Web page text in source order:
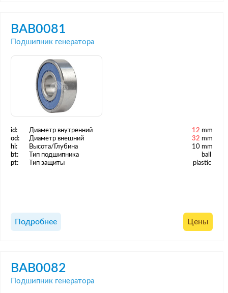
BAB0081
Подшипник генератора
id: Диаметр внутренний 12 mm
od:
Диаметр внешний 32 mm
hi:
Высота/Глубина
10 mm
bt:
Тип подшипника
ball
pt:
Тип защиты plastic
Подробнее Цены
BAB0082
Подшипник генератора